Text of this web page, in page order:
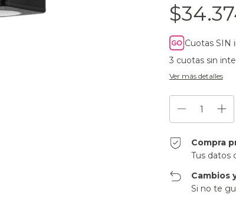
Cuotas SIN
3 cuotas sin
Ver más detalles
Compra
Tus datos
Cambios
Si no te